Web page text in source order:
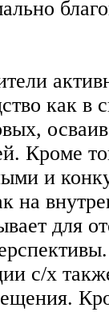
как в
Кроме
и
на
для
с/х